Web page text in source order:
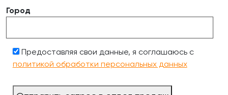
Город
Предоставляя свои данные, я соглашаюсь с
политикой обработки персональных данных